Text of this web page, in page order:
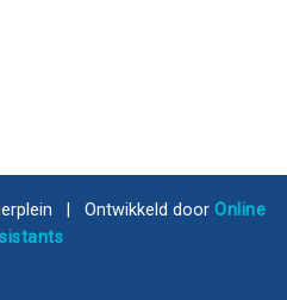
| Ontwikkeld door Online